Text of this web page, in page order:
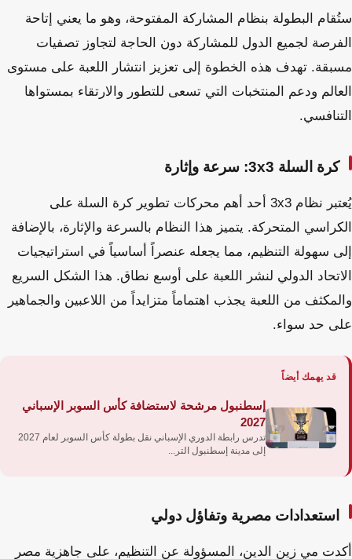
ستُقام البطولة بنظام المشاركة المفتوحة، وهو ما يعني إتاحة
الفرصة لجميع الدول للمشاركة دون الحاجة لتجاوز تصفيات
مسبقة. تهدف هذه الخطوة إلى تعزيز انتشار اللعبة على مستوى
العالم ودعم المنتخبات التي تسعى للتطور والارتقاء بمستواها
التنافسي.
كرة السلة 3x3: سرعة وإثارة
يُعتبر نظام 3x3 أحد أهم محركات تطوير كرة السلة على
الكراسي المتحركة. يتميز هذا النظام بالسرعة والإثارة، بالإضافة
إلى سهولة التنظيم، مما يجعله عنصراً أساسياً في استراتيجيات
الاتحاد الدولي لنشر اللعبة على أوسع نطاق. هذا الشكل السريع
والمكثف من اللعبة يجذب اهتماماً متزايداً من اللاعبين والجماهير
على حد سواء.
قد يهمك أيضاً
إسطنبول مرشحة لاستضافة كأس السوبر الإسباني
2027
تدرس رابطة الدوري الإسباني نقل بطولة كأس السوبر لعام 2027
إلى مدينة إسطنبول التر...
استعدادات مصرية وتفاؤل دولي
أكدت مي زين الدين، المسؤولة عن التنظيم، على جاهزية مصر